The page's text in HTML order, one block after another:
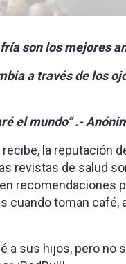
son los mejores
a través de los
el mundo” .-
la reputación
revistas de salud
recomendaciones
cuando toman café,
a sus hijos, pero no